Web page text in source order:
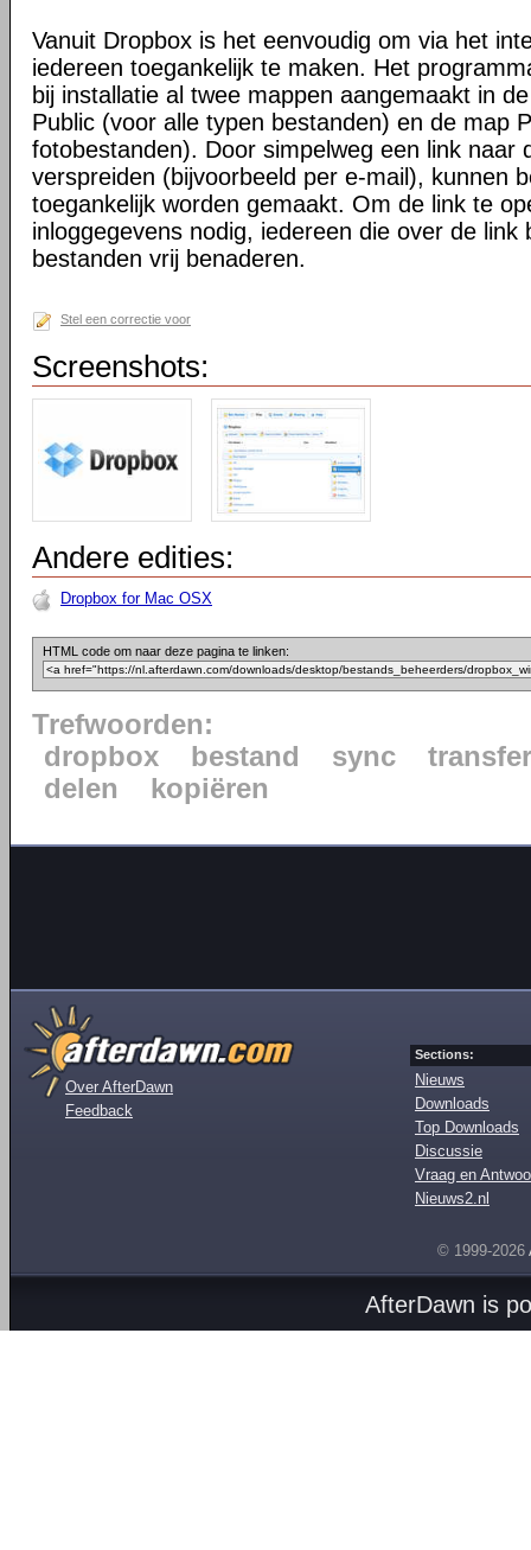
Vanuit Dropbox is het eenvoudig om via het
iedereen toegankelijk te maken. Het
bij installatie al twee mappen aangemaakt in
Public (voor alle typen bestanden) en de map
fotobestanden). Door simpelweg een link naar
verspreiden (bijvoorbeeld per e-mail), kunnen
toegankelijk worden gemaakt. Om de link te
inloggegevens nodig, iedereen die over de link
bestanden vrij benaderen.
Stel een correctie voor
Screenshots:
Andere edities:
Dropbox for Mac OSX
HTML code om naar deze pagina te linken:
Trefwoorden:
dropbox
bestand sync
transfer
delen
kopiëren
Over AfterDawn
Feedback
Sections:
Nieuws
Downloads
Top Downloads
Discussie
Vraag en
Nieuws2.nl
© 1999-2026
AfterDawn is